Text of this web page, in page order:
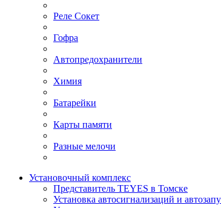
Реле Сокет
Гофра
Автопредохранители
Химия
Батарейки
Карты памяти
Разные мелочи
Установочный комплекс
Представитель TEYES в Томске
Установка автосигнализаций и